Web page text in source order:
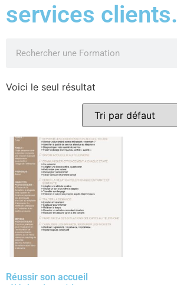
services clients.
Voici le seul résultat
Réussir son accueil